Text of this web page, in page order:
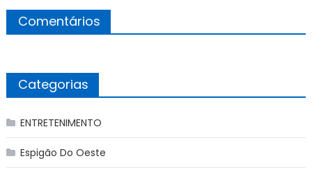
Comentários
Categorias
ENTRETENIMENTO
Espigão Do Oeste